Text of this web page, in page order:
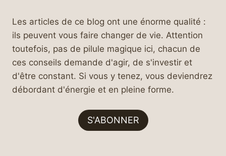
Les articles de ce blog ont une énorme qualité :
ils peuvent vous faire changer de vie. Attention
toutefois, pas de pilule magique ici, chacun de
ces conseils demande d'agir, de s'investir et
d'être constant. Si vous y tenez, vous deviendrez
débordant d'énergie et en pleine forme.
S'ABONNER